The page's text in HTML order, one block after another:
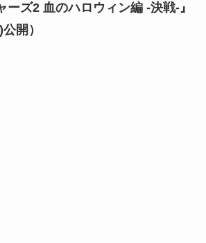
ーズ2 血のハロウィン編 -決戦-』
開）